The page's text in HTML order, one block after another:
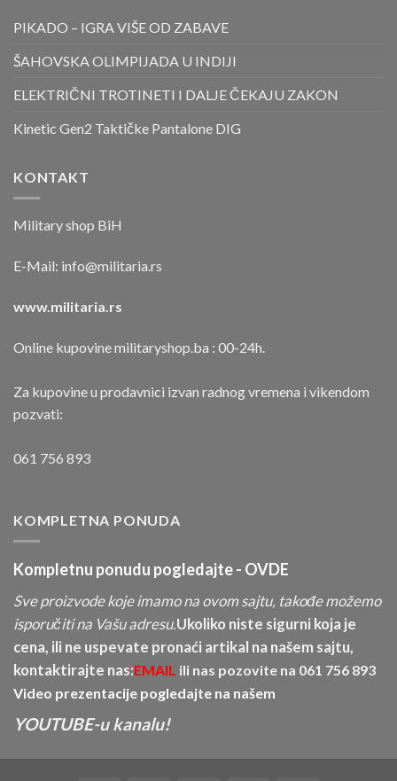
PIKADO – IGRA VIŠE OD ZABAVE
ŠAHOVSKA OLIMPIJADA U INDIJI
ELEKTRIČNI TROTINETI I DALJE ČEKAJU ZAKON
Kinetic Gen2 Taktičke Pantalone DIG
KONTAKT
Military shop BiH
E-Mail: info@militaria.rs
www.militaria.rs
Online kupovine militaryshop.ba : 00-24h.
Za kupovine u prodavnici izvan radnog vremena i vikendom
pozvati:
061 756 893
KOMPLETNA PONUDA
Kompletnu ponudu pogledajte - OVDE
Sve proizvode koje imamo na ovom sajtu, takođe možemo
isporučiti na Vašu adresu.Ukoliko niste sigurni koja je
cena, ili ne uspevate pronaći artikal na našem sajtu,
kontaktirajte nas:EMAIL ili nas pozovite na 061 756 893
Video prezentacije pogledajte na našem
YOUTUBE-u kanalu!